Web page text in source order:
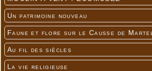
Un patrimoine nouveau
Faune et flore sur le Causse de Martel
Au fil des siècles
La vie religieuse